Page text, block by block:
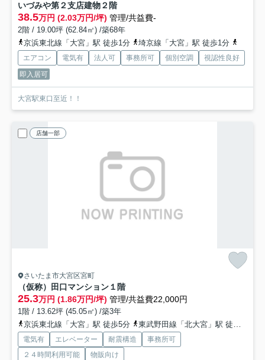
いづみや第２支店建物２階
38.5万円 (2.03万円/坪) 管理/共益費-
2階 / 19.00坪 (62.84㎡) /築68年
京浜東北線「大宮」駅 徒歩1分
埼京線「大宮」駅 徒歩1分
エアコン 電気有 法人可 事務所可 個別空調
視認性良好
即入居可
大宮駅東口至近！！
店舗一部
さいたま市大宮区宮町
（仮称）田口マンション１階
25.3万円 (1.86万円/坪) 管理/共益費22,000円
1階 / 13.62坪 (45.05㎡) /築3年
京浜東北線「大宮」駅 徒歩5分
東武野田線「北大宮」駅 徒歩10分
電気有 エレベーター 耐震構造
事務所可
２４時間利用可能
物販向け